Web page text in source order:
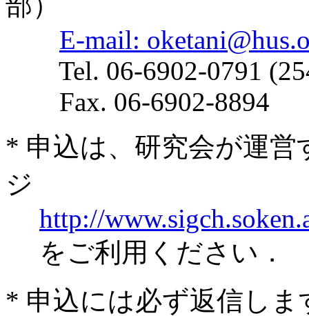
E-mail:
Tel. 06-6902-0791
Fax. 06-6902-8894
* 申込は、研究会が運営
ジ
http://
をご利用ください．
* 申込には必ず返信し